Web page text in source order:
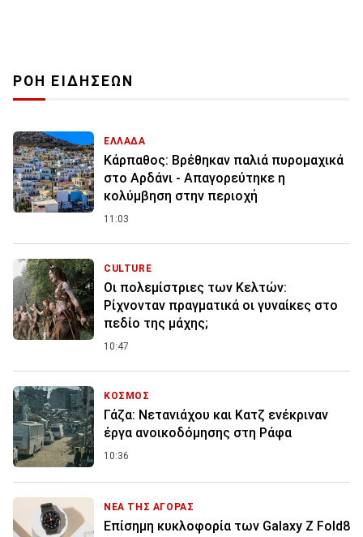
ΡΟΗ ΕΙΔΗΣΕΩΝ
ΕΛΛΑΔΑ
Κάρπαθος: Βρέθηκαν παλιά πυρομαχικά
στο Αρδάνι - Απαγορεύτηκε η
κολύμβηση στην περιοχή
11:03
CULTURE
Οι πολεμίστριες των Κελτών:
Ρίχνονταν πραγματικά οι γυναίκες στο
πεδίο της μάχης;
10:47
ΚΟΣΜΟΣ
Γάζα: Νετανιάχου και Κατζ ενέκριναν
έργα ανοικοδόμησης στη Ράφα
10:36
ΝΕΑ ΤΗΣ ΑΓΟΡΑΣ
Επίσημη κυκλοφορία των Galaxy Z Fold8